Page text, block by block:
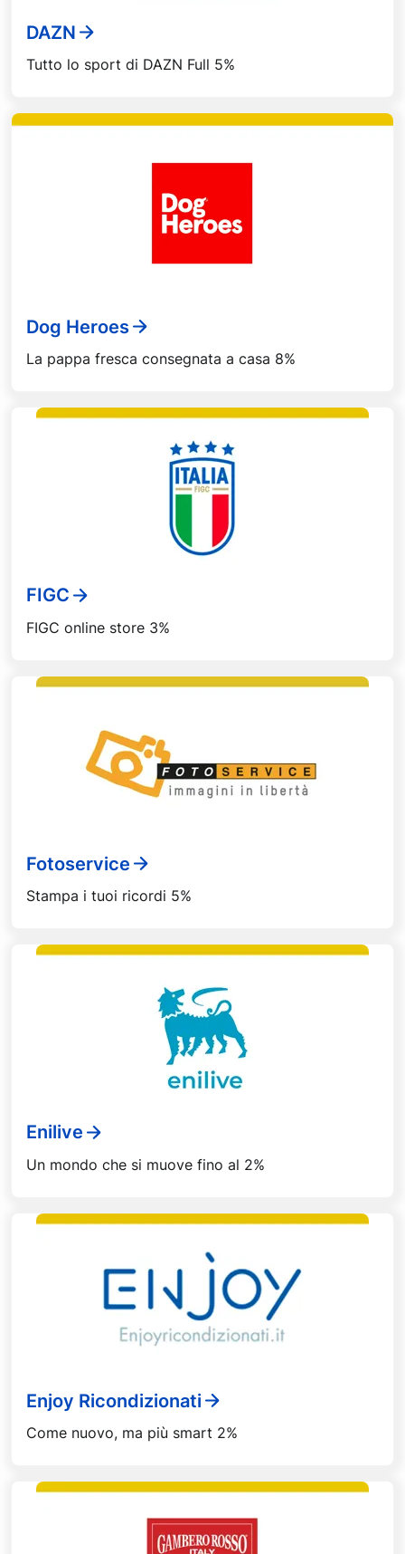
DAZN
Tutto lo sport di DAZN Full 5%
Dog Heroes
La pappa fresca consegnata a casa 8%
FIGC
FIGC online store 3%
Fotoservice
Stampa i tuoi ricordi 5%
Enilive
Un mondo che si muove fino al 2%
Enjoy Ricondizionati
Come nuovo, ma più smart 2%